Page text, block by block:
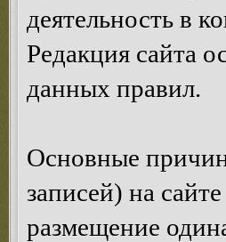
деятельность в
Редакция сайта
данных правил.
Основные
записей) на сайте
размещение